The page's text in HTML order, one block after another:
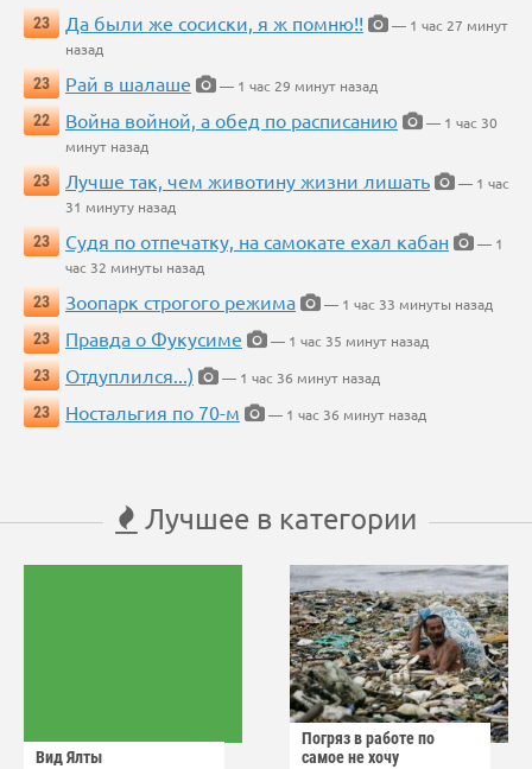
23
Да были же сосиски, я ж помню!!
— 1 час 27 минут
назад
23
Рай в шалаше
— 1 час 29 минут назад
22
Война войной, а обед по расписанию
— 1 час 30
минут назад
23
Лучше так, чем животину жизни лишать
— 1 час
31 минуту назад
23
Судя по отпечатку, на самокате ехал кабан
— 1
час 32 минуты назад
23
Зоопарк строгого режима
— 1 час 33 минуты назад
23
Правда о Фукусиме
— 1 час 35 минут назад
23
Отдуплился...)
— 1 час 36 минут назад
23
Ностальгия по 70-м — 1 час 36 минут назад
Лучшее в категории
Вид Ялты
Погряз в работе по
самое не хочу